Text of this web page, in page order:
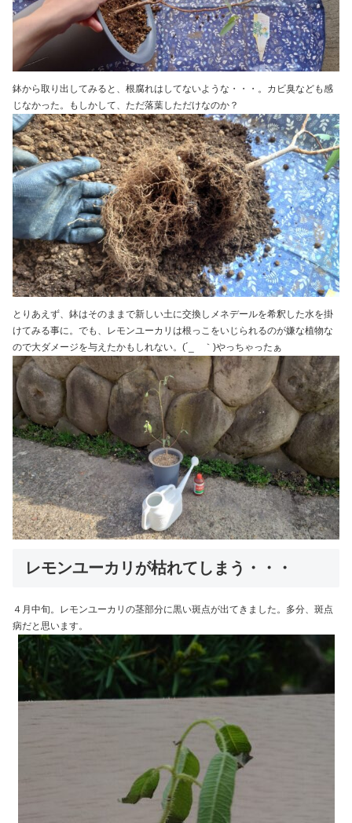
鉢から取り出してみると、根腐れはしてないような・・・。カビ臭なども感
じなかった。もしかして、ただ落葉しただけなのか？
とりあえず、鉢はそのままで新しい土に交換しメネデールを希釈した水を掛
けてみる事に。でも、レモンユーカリは根っこをいじられるのが嫌な植物な
ので大ダメージを与えたかもしれない。(´_ゝ｀)やっちゃったぁ
レモンユーカリが枯れてしまう・・・
４月中旬。レモンユーカリの茎部分に黒い斑点が出てきました。多分、斑点
病だと思います。